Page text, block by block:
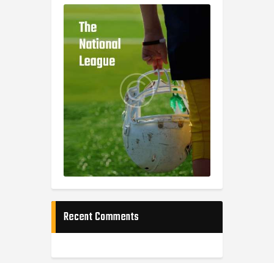
Recent Comments